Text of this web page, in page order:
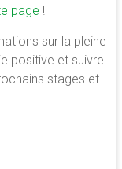
page !
sur la pleine
positive et suivre
stages et